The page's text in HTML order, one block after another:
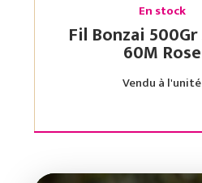
En stock
Fil Bonzai 500Gr 2Mm X
60M Rose
Vendu à l'unité